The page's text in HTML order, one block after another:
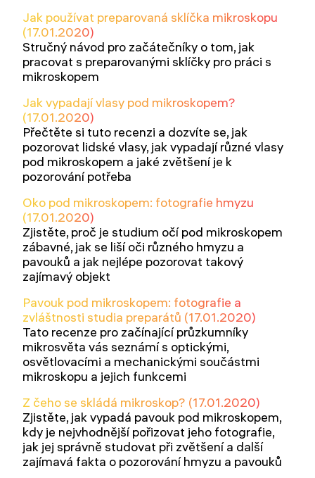
Jak používat preparovaná sklíčka mikroskopu
(17.01.2020)
Stručný návod pro začátečníky o tom, jak
pracovat s preparovanými sklíčky pro práci s
mikroskopem
Jak vypadají vlasy pod mikroskopem?
(17.01.2020)
Přečtěte si tuto recenzi a dozvíte se, jak
pozorovat lidské vlasy, jak vypadají různé vlasy
pod mikroskopem a jaké zvětšení je k
pozorování potřeba
Oko pod mikroskopem: fotografie hmyzu
(17.01.2020)
Zjistěte, proč je studium očí pod mikroskopem
zábavné, jak se liší oči různého hmyzu a
pavouků a jak nejlépe pozorovat takový
zajímavý objekt
Pavouk pod mikroskopem: fotografie a
zvláštnosti studia preparátů (17.01.2020)
Tato recenze pro začínající průzkumníky
mikrosvěta vás seznámí s optickými,
osvětlovacími a mechanickými součástmi
mikroskopu a jejich funkcemi
Z čeho se skládá mikroskop? (17.01.2020)
Zjistěte, jak vypadá pavouk pod mikroskopem,
kdy je nejvhodnější pořizovat jeho fotografie,
jak jej správně studovat při zvětšení a další
zajímavá fakta o pozorování hmyzu a pavouků